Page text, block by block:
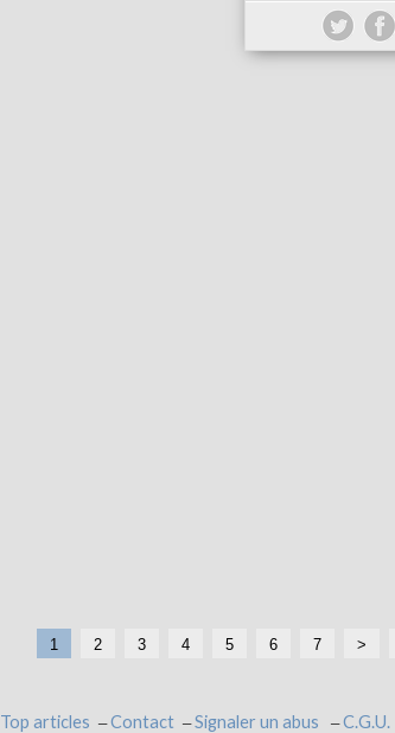
1 2 3 4 5 6 7 >
Top articles Contact Signaler un abus C.G.U.